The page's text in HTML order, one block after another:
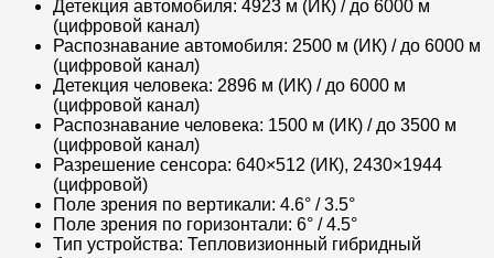
Детекция автомобиля: 4923 м (ИК) / до 6000 м
(цифровой канал)
Распознавание автомобиля: 2500 м (ИК) / до 6000 м
(цифровой канал)
Детекция человека: 2896 м (ИК) / до 6000 м
(цифровой канал)
Распознавание человека: 1500 м (ИК) / до 3500 м
(цифровой канал)
Разрешение сенсора: 640×512 (ИК), 2430×1944
(цифровой)
Поле зрения по вертикали: 4.6° / 3.5°
Поле зрения по горизонтали: 6° / 4.5°
Тип устройства: Тепловизионный гибридный